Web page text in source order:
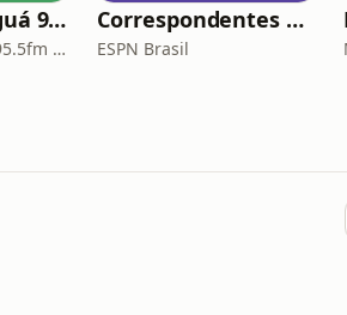
Rádio Araranguá 95.5fm
Rádio Araranguá 95.5fm - Sintonia de Verdade
Correspondentes Premier
ESPN Brasil